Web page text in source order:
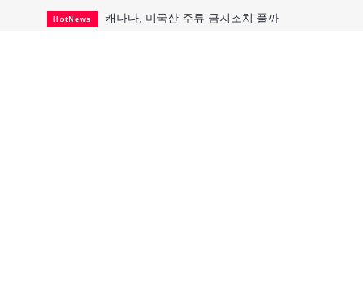
HotNews 캐나다, 미국산 주류 금지조치 풀까